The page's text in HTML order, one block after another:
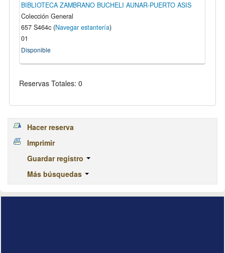
BIBLIOTECA ZAMBRANO BUCHELI AUNAR-PUERTO ASIS
Colección General
657 S464c (Navegar estantería)
01
Disponible
Reservas Totales: 0
Hacer reserva
Imprimir
Guardar registro
Más búsquedas